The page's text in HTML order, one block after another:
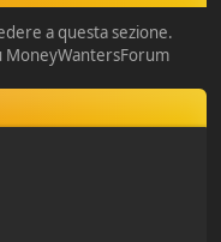
a questa sezione.
MoneyWantersForum